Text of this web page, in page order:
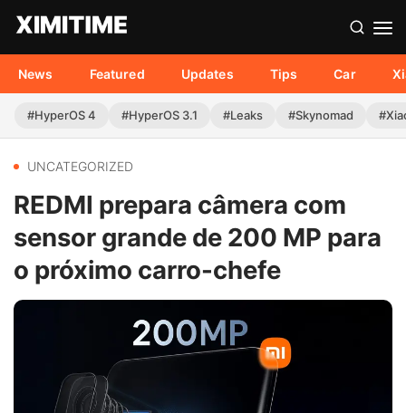
News Featured Updates Tips Car
#HyperOS 4 #HyperOS 3.1 #Leaks #Skynomad
UNCATEGORIZED
REDMI prepara câmera com
sensor grande de 200 MP para
o próximo carro-chefe